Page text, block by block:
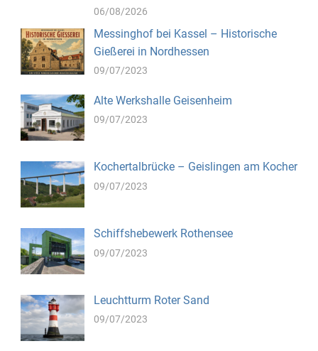
06/08/2026
Messinghof bei Kassel – Historische
Gießerei in Nordhessen
09/07/2023
Alte Werkshalle Geisenheim
09/07/2023
Kochertalbrücke – Geislingen am Kocher
09/07/2023
Schiffshebewerk Rothensee
09/07/2023
Leuchtturm Roter Sand
09/07/2023